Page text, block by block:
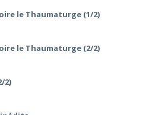
le Thaumaturge (1/2)
le Thaumaturge (2/2)
2)